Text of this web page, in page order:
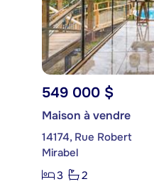
549 000 $
Maison à vendre
14174, Rue Robert
Mirabel
3
2